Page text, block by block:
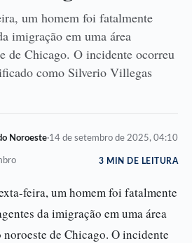
um homem foi fatalmente
imigração em uma área
de Chicago. O incidente ocorreu
como Silverio Villegas
Noroeste·14 de setembro de 2025, 04:10
3 MIN DE LEITURA
feira, um homem foi fatalmente
da imigração em uma área
noroeste de Chicago. O incidente